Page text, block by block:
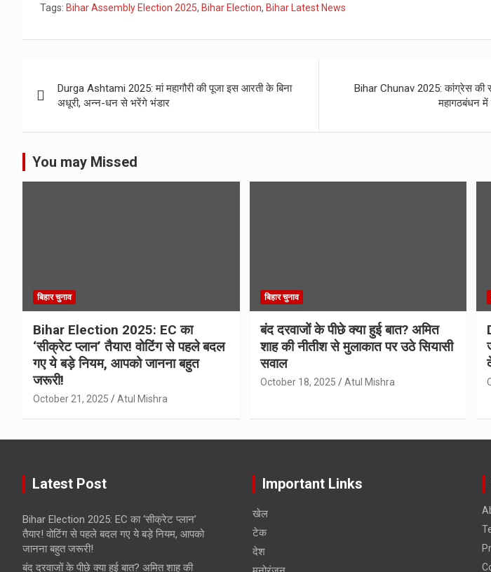
Tags: Bihar Assembly Election 2025, Bihar Election, Bihar Latest News
navigation
Durga Ashtami 2025: मां महागौरी की पूजा इस आरती के बिना
अधूरी, अन्न-धन से भरेंगे भंडार
Bihar Chunav 2025: कांग्रेस की
महागठबंधन
You may Missed
बिहार चुनाव
Bihar Election 2025: EC का
‘सीक्रेट प्लान’ तैयार! वोटिंग से पहले बदल
गए ये बड़े नियम, आपको जानना बहुत
जरूरी!
October 21, 2025 Atul Mishra
बिहार चुनाव
बंद दरवाजों के पीछे क्या हुई बात? अमित
शाह की नीतीश से मुलाकात पर उठे सियासी
सवाल
October 18, 2025 Atul Mishra
Latest Post
Bihar Election 2025: EC का ‘सीक्रेट प्लान’
तैयार! वोटिंग से पहले बदल गए ये बड़े नियम, आपको
जानना बहुत जरूरी!
बंद दरवाजों के पीछे क्या हुई बात? अमित शाह की
Important Links
खेल
टेक
देश